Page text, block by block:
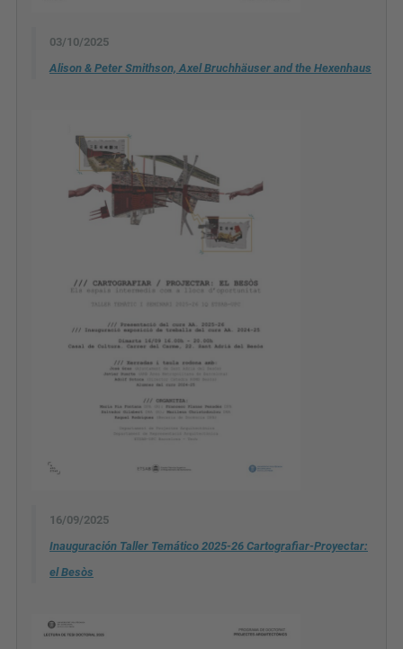
03/10/2025
Alison & Peter Smithson, Axel Bruchhäuser and the Hexenhaus
16/09/2025
Inauguración Taller Temático 2025-26 Cartografiar-Proyectar:
el Besòs